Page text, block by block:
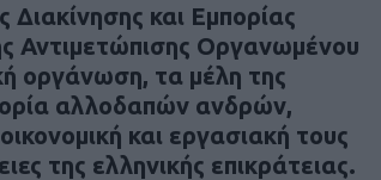
και Εμπορίας
Αντιμετώπισης Οργανωμένου
οργάνωση, τα μέλη της
αλλοδαπών ανδρών,
και εργασιακή τους
της ελληνικής επικράτειας.